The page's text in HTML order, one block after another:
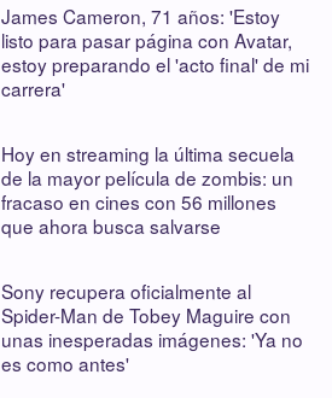
James Cameron, 71 años: 'Estoy
listo para pasar página con Avatar,
estoy preparando el 'acto final' de mi
carrera'
Hoy en streaming la última secuela
de la mayor película de zombis: un
fracaso en cines con 56 millones
que ahora busca salvarse
Sony recupera oficialmente al
Spider-Man de Tobey Maguire con
unas inesperadas imágenes: 'Ya no
es como antes'